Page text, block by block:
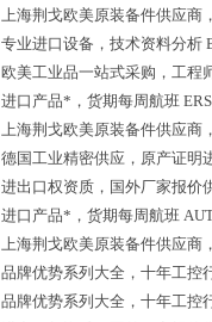
上海荆戈欧美原装备件供应商
专业进口设备，技术资料分析
欧美工业品一站式采购，工程
进口产品*，货期每周航班
上海荆戈欧美原装备件供应商
德国工业精密供应，原产证明
进出口权资质，国外厂家报价
进口产品*，货期每周航班
上海荆戈欧美原装备件供应商
品牌优势系列大全，十年工控
品牌优势系列大全，十年工控